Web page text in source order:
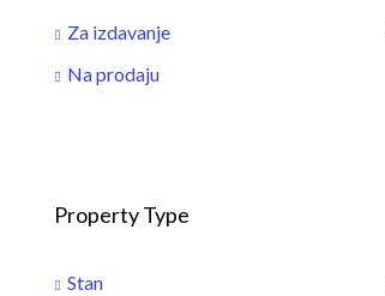
Za izdavanje
Na prodaju
Property Type
Stan